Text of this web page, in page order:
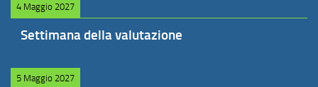
4 Maggio 2027
Settimana della valutazione
5 Maggio 2027